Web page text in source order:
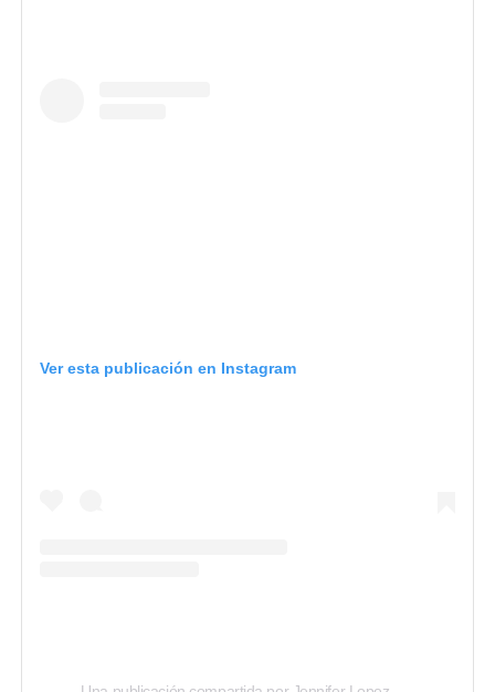
Ver esta publicación en Instagram